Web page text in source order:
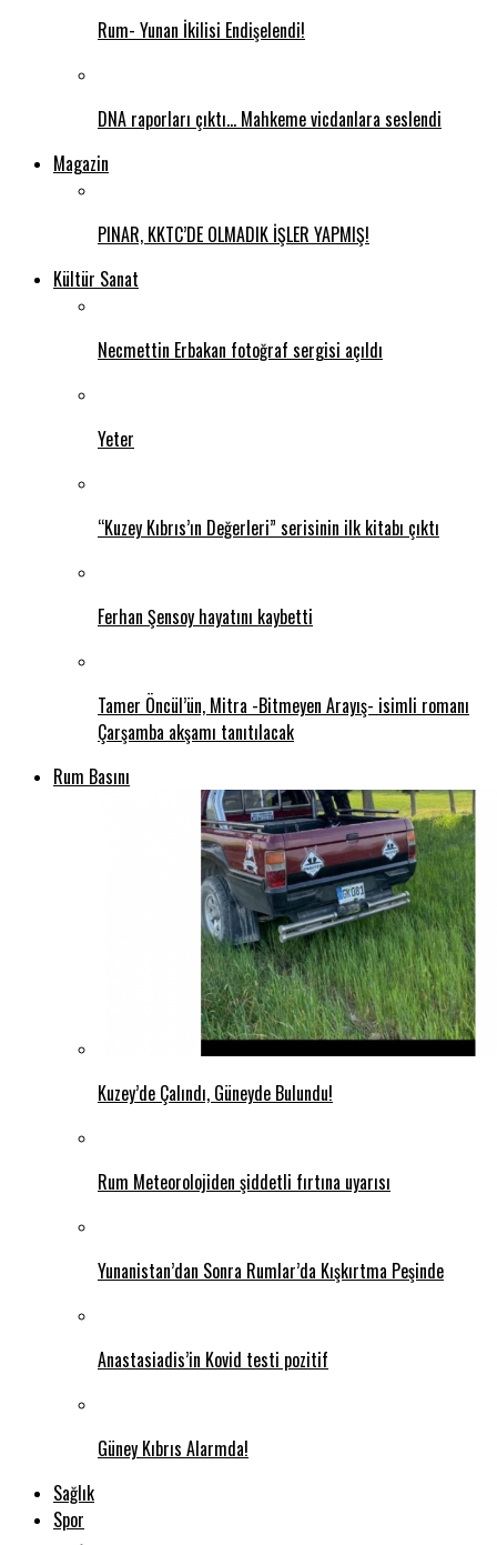
Rum- Yunan İkilisi Endişelendi!
DNA raporları çıktı… Mahkeme vicdanlara seslendi
Magazin
PINAR, KKTC’DE OLMADIK İŞLER YAPMIŞ!
Kültür Sanat
Necmettin Erbakan fotoğraf sergisi açıldı
Yeter
“Kuzey Kıbrıs’ın Değerleri” serisinin ilk kitabı çıktı
Ferhan Şensoy hayatını kaybetti
Tamer Öncül’ün, Mitra -Bitmeyen Arayış- isimli romanı
Çarşamba akşamı tanıtılacak
Rum Basını
Kuzey’de Çalındı, Güneyde Bulundu!
Rum Meteorolojiden şiddetli fırtına uyarısı
Yunanistan’dan Sonra Rumlar’da Kışkırtma Peşinde
Anastasiadis’in Kovid testi pozitif
Güney Kıbrıs Alarmda!
Sağlık
Spor